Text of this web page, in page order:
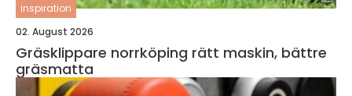
inspiration
02. August 2026
Gräsklippare norrköping rätt maskin, bättre
gräsmatta